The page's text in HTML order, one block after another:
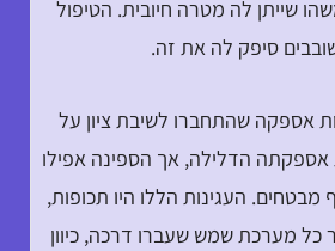
שייתן לה מטרה חיובית. הטיפול
סיפק לה את זה.
אספקה שהתחברו לשיבת ציון על
הדלילה, אך הספינה אפילו
העגינות הללו היו תכופות,
מערכת שמש שעברו דרכה, כיוון